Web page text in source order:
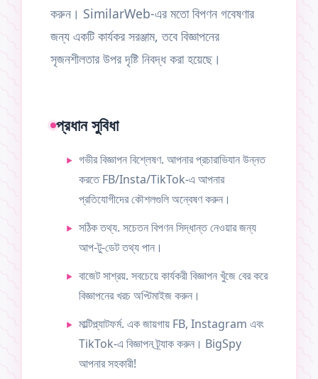
করুন। SimilarWeb-এর মতো বিপণন গবেষণার
জন্য একটি কার্যকর সরঞ্জাম, তবে বিজ্ঞাপনের
সৃজনশীলতার উপর দৃষ্টি নিবদ্ধ করা হয়েছে।
প্রধান সুবিধা
গভীর বিজ্ঞাপন বিশ্লেষণ. আপনার প্রচারাভিযান উন্নত
করতে FB/Insta/TikTok-এ আপনার
প্রতিযোগীদের কৌশলগুলি অন্বেষণ করুন।
সঠিক তথ্য. সচেতন বিপণন সিদ্ধান্ত নেওয়ার জন্য
আপ-টু-ডেট তথ্য পান।
বাজেট সাশ্রয়. সবচেয়ে কার্যকরী বিজ্ঞাপন খুঁজে বের করে
বিজ্ঞাপনের খরচ অপ্টিমাইজ করুন।
মাল্টিপ্ল্যাটফর্ম. এক জায়গায় FB, Instagram এবং
TikTok-এ বিজ্ঞাপন ট্র্যাক করুন। BigSpy
আপনার সহকারী!